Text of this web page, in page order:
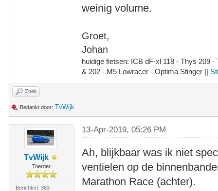
weinig volume.
Groet,
Johan
huidige fietsen: ICB dF-xl 118 - Thys 209
& 202 - M5 Lowracer - Optima Stinger ||
Zoek
Bedankt door: TvWijk
TvWijk
Toerder
Berichten: 363
13-Apr-2019, 05:26 PM
Ah, blijkbaar was ik niet
ventielen op de
Marathon Race (achter).